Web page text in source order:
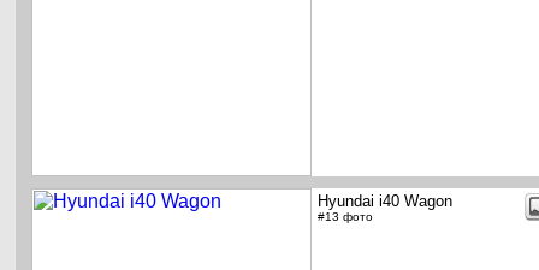
Hyundai i40 Wagon
#13 фото